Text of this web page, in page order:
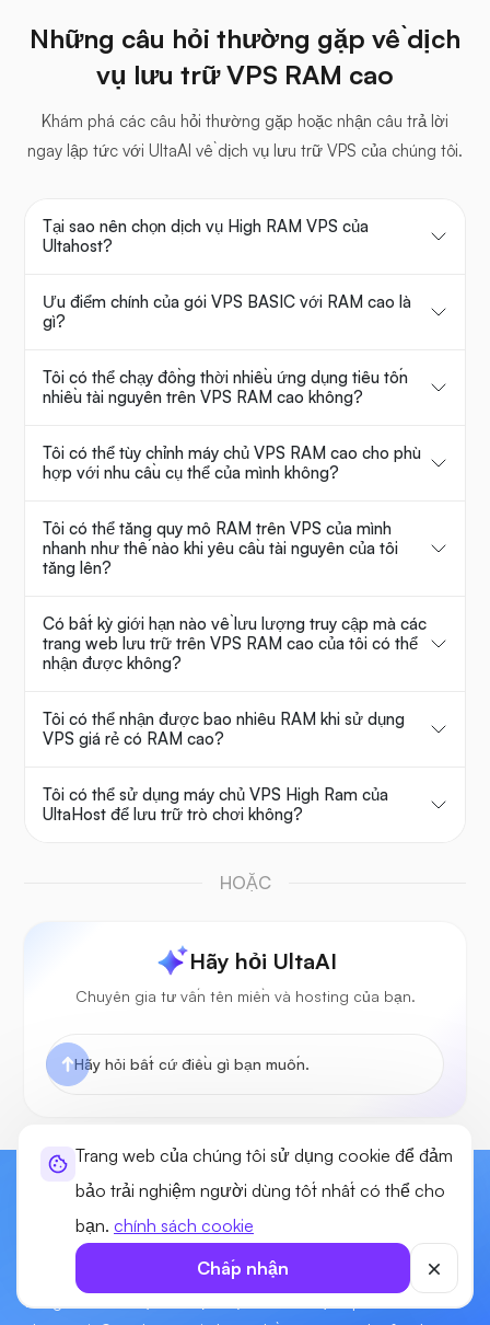
Trang web của chúng tôi sử dụng cookie để đảm
bảo trải nghiệm người dùng tốt nhất có thể cho
bạn. chính sách cookie
Chấp nhận
Những câu hỏi thường gặp về dịch
vụ lưu trữ VPS RAM cao
Khám phá các câu hỏi thường gặp hoặc nhận câu trả lời
ngay lập tức với UltaAI về dịch vụ lưu trữ VPS của chúng tôi.
Tại sao nên chọn dịch vụ High RAM VPS của
Ultahost?
Ưu điểm chính của gói VPS BASIC với RAM cao là
gì?
Tôi có thể chạy đồng thời nhiều ứng dụng tiêu tốn
nhiều tài nguyên trên VPS RAM cao không?
Tôi có thể tùy chỉnh máy chủ VPS RAM cao cho phù
hợp với nhu cầu cụ thể của mình không?
Tôi có thể tăng quy mô RAM trên VPS của mình
nhanh như thế nào khi yêu cầu tài nguyên của tôi
tăng lên?
Có bất kỳ giới hạn nào về lưu lượng truy cập mà các
trang web lưu trữ trên VPS RAM cao của tôi có thể
nhận được không?
Tôi có thể nhận được bao nhiêu RAM khi sử dụng
VPS giá rẻ có RAM cao?
Tôi có thể sử dụng máy chủ VPS High Ram của
UltaHost để lưu trữ trò chơi không?
HOẶC
Hãy hỏi UltaAI
Chuyên gia tư vấn tên miền và hosting của bạn.
Bắt Đầu Xây Dựng Trang Web Của Bạn
Ngay!
Tận hưởng sức mạnh, tính linh hoạt và khả năng quản lý
trang web của bạn với dịch vụ web thế hệ tiếp theo của